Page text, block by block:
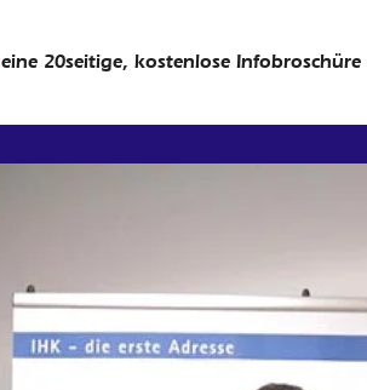
eine 20seitige, kostenlose